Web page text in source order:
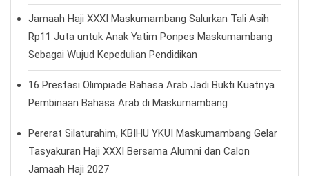
Jamaah Haji XXXI Maskumambang Salurkan Tali Asih
Rp11 Juta untuk Anak Yatim Ponpes Maskumambang
Sebagai Wujud Kepedulian Pendidikan
16 Prestasi Olimpiade Bahasa Arab Jadi Bukti Kuatnya
Pembinaan Bahasa Arab di Maskumambang
Pererat Silaturahim, KBIHU YKUI Maskumambang Gelar
Tasyakuran Haji XXXI Bersama Alumni dan Calon
Jamaah Haji 2027